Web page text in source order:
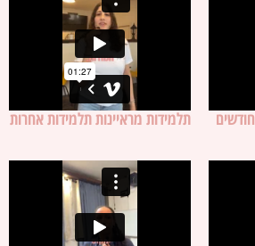
השיתוף של נויה אחרי 5 חודשים תלמידות מראיינות תלמידות אחרות